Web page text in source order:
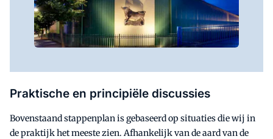
Praktische en principiële discussies
Bovenstaand stappenplan is gebaseerd op situaties die wij in
de praktijk het meeste zien. Afhankelijk van de aard van de